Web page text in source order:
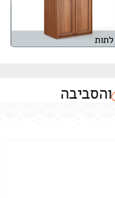
והסביבה